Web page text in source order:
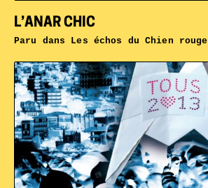
L’ANAR CHIC
Paru dans Les échos du Chien rouge